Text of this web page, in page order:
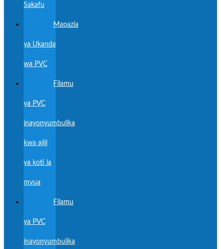
Sakafu
Mapazia
ya Ukanda
wa PVC
Filamu
ya PVC
inayonyumbulika
kwa ajili
ya koti la
mvua
Filamu
ya PVC
inayonyumbulika